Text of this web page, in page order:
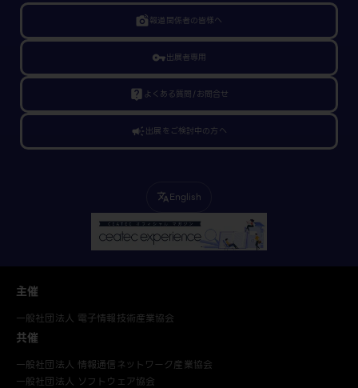
linked_camera報道関係者の皆様へ
vpn_key出展者専用
live_help よくある質問/お問合せ
campaign出展をご検討中の方へ
translateEnglish
主催
一般社団法人 電子情報技術産業協会
共催
一般社団法人 情報通信ネットワーク産業協会
一般社団法人 ソフトウェア協会